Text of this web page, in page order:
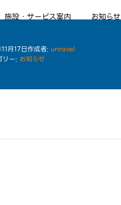
施設・サービス案内
13種類のお風呂
情熱のサウナ ハマ熱波
風呂丸食堂
リラクゼーション
Relax 人肌の湯 お湯割りMENU
スタッフ紹介
お知らせ
月17日作成者: unravel
リー: お知らせ